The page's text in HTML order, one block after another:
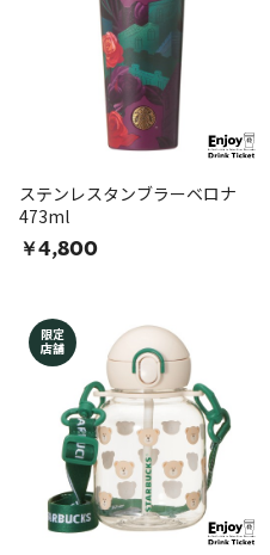
ステンレスタンブラーベロナ
473ml
￥4,800
限定
店舗